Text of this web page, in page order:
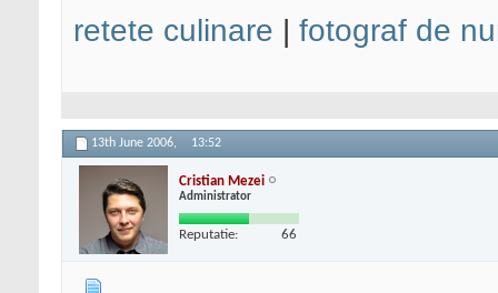
retete culinare fotograf de
13th June 2006, 13:52
Cristian Mezei
Administrator
Reputatie: 66